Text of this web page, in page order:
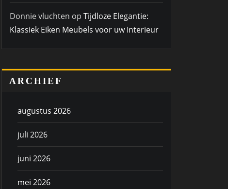
Donnie vluchten op Tijdloze Elegantie:
Klassiek Eiken Meubels voor uw Interieur
ARCHIEF
augustus 2026
juli 2026
juni 2026
mei 2026